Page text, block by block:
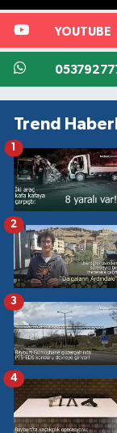
YOUTUBE
Trend
1
2
3
4